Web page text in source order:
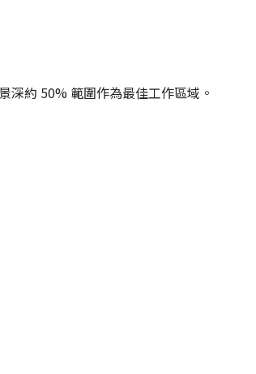
約 50% 範圍作為最佳工作區域。